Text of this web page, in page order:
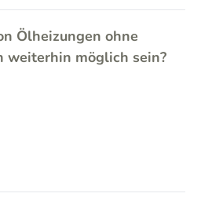
Ölheizungen ohne
weiterhin möglich sein?